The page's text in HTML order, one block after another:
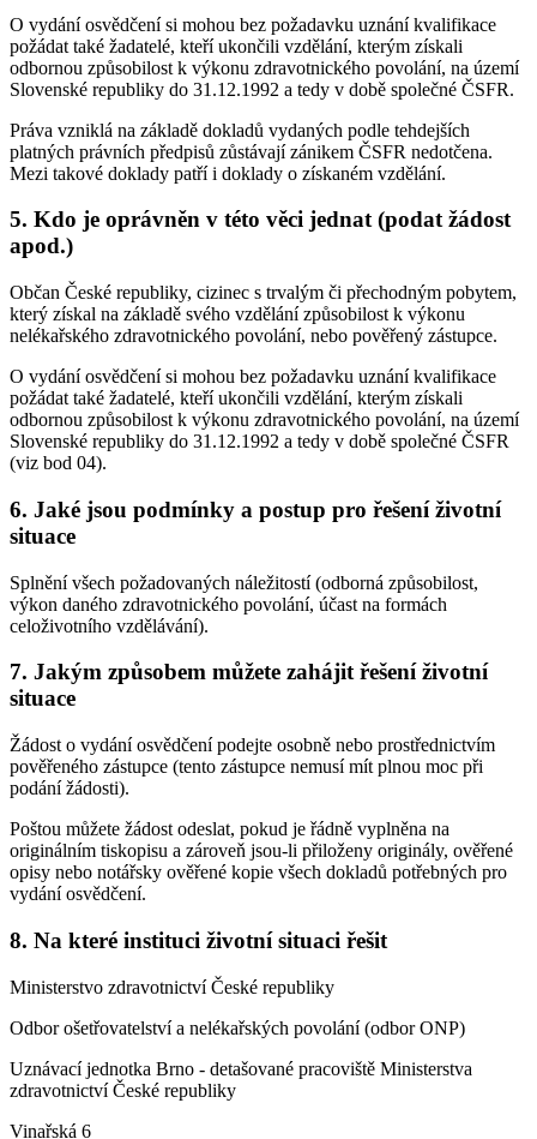
O vydání osvědčení si mohou bez požadavku uznání kvalifikace
požádat také žadatelé, kteří ukončili vzdělání, kterým získali
odbornou způsobilost k výkonu zdravotnického povolání, na území
Slovenské republiky do 31.12.1992 a tedy v době společné ČSFR.
Práva vzniklá na základě dokladů vydaných podle tehdejších
platných právních předpisů zůstávají zánikem ČSFR nedotčena.
Mezi takové doklady patří i doklady o získaném vzdělání.
5. Kdo je oprávněn v této věci jednat (podat žádost
apod.)
Občan České republiky, cizinec s trvalým či přechodným pobytem,
který získal na základě svého vzdělání způsobilost k výkonu
nelékařského zdravotnického povolání, nebo pověřený zástupce.
O vydání osvědčení si mohou bez požadavku uznání kvalifikace
požádat také žadatelé, kteří ukončili vzdělání, kterým získali
odbornou způsobilost k výkonu zdravotnického povolání, na území
Slovenské republiky do 31.12.1992 a tedy v době společné ČSFR
(viz bod 04).
6. Jaké jsou podmínky a postup pro řešení životní
situace
Splnění všech požadovaných náležitostí (odborná způsobilost,
výkon daného zdravotnického povolání, účast na formách
celoživotního vzdělávání).
7. Jakým způsobem můžete zahájit řešení životní
situace
Žádost o vydání osvědčení podejte osobně nebo prostřednictvím
pověřeného zástupce (tento zástupce nemusí mít plnou moc při
podání žádosti).
Poštou můžete žádost odeslat, pokud je řádně vyplněna na
originálním tiskopisu a zároveň jsou-li přiloženy originály, ověřené
opisy nebo notářsky ověřené kopie všech dokladů potřebných pro
vydání osvědčení.
8. Na které instituci životní situaci řešit
Ministerstvo zdravotnictví České republiky
Odbor ošetřovatelství a nelékařských povolání (odbor ONP)
Uznávací jednotka Brno - detašované pracoviště Ministerstva
zdravotnictví České republiky
Vinařská 6